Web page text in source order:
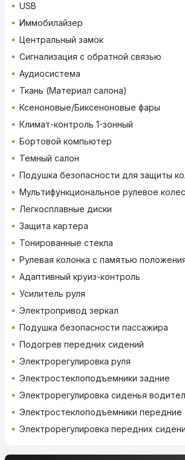
USB
Иммобилайзер
Центральный замок
Сигнализация с обратной связью
Аудиосистема
Ткань (Материал салона)
Ксеноновые/Биксеноновые фары
Климат-контроль 1-зонный
Бортовой компьютер
Темный салон
Подушка безопасности для защиты
Мультифункциональное рулевое
Легкосплавные диски
Защита картера
Тонированные стекла
Рулевая колонка с памятью
Адаптивный круиз-контроль
Усилитель руля
Электропривод зеркал
Подушка безопасности пассажира
Подогрев передних сидений
Электрорегулировка руля
Электростеклоподъемники задние
Электрорегулировка сиденья
Электростеклоподъемники передние
Электрорегулировка передних